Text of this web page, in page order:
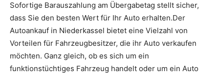
Sofortige Barauszahlung am Übergabetag stellt sicher,
dass Sie den besten Wert für Ihr Auto erhalten.Der
Autoankauf in Niederkassel bietet eine Vielzahl von
Vorteilen für Fahrzeugbesitzer, die ihr Auto verkaufen
möchten. Ganz gleich, ob es sich um ein
funktionstüchtiges Fahrzeug handelt oder um ein Auto